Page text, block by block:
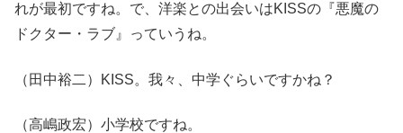
れが最初ですね。で、洋楽との出会いはKISSの『悪魔の
ドクター・ラブ』っていうね。
（田中裕二）KISS。我々、中学ぐらいですかね？
（高嶋政宏）小学校ですね。